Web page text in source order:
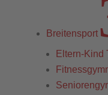
Breitensport
Eltern-Kind